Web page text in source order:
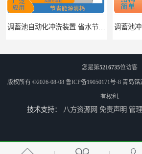
调蓄池自动化冲洗装置 省水节能 提高工作效率
您是第5216735位访客
版权所有 ©2026-08-08 鲁ICP备19050171号-8 青岛铭
有权利.
技术支持： 八方资源网 免责声明 管